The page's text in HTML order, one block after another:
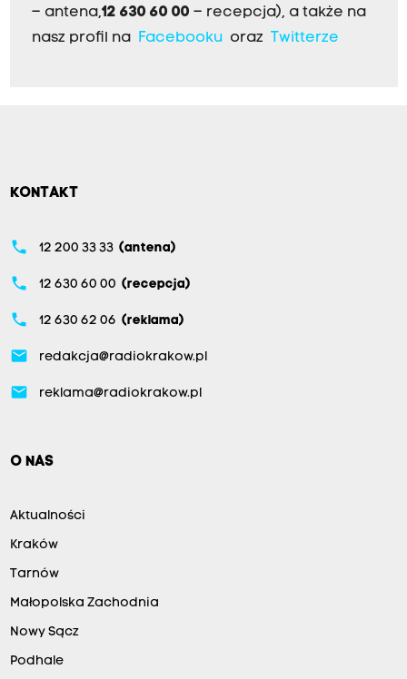
– antena,12 630 60 00 – recepcja), a także na
nasz profil na
Facebookuoraz Twitterze
KONTAKT
phone 12 200 33 33 (antena)
phone 12 630 60 00 (recepcja)
phone 12 630 62 06 (reklama)
email redakcja@radiokrakow.pl
email reklama@radiokrakow.pl
O NAS
Aktualności
Kraków
Tarnów
Małopolska Zachodnia
Nowy Sącz
Podhale